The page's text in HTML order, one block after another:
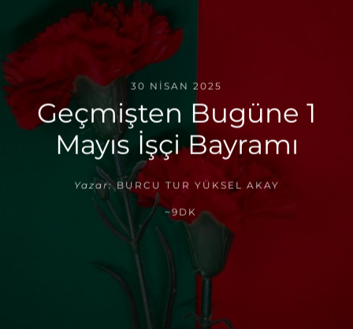
30 NISAN 2025
Geçmişten Bugüne 1
Mayıs İşçi Bayramı
Yazar: BURCU TUR YÜKSEL AKAY
~9DK